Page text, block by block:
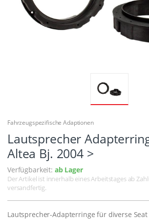
Fahrzeugspezifische Adaptionen
Lautsprecher
Altea Bj. 2004 >
Verfügbarkeit: ab Lager
Der Artikel ist innerhalb eines Arbeitstages ab
versandfertig.
Lautsprecher-Adapterringe für diverse